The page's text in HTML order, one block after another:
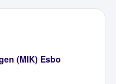
(MIK) Esbo